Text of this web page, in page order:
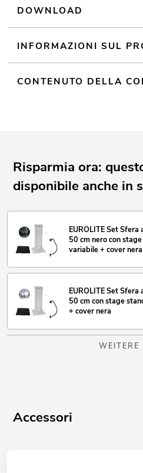
DOWNLOAD
INFORMAZIONI SUL
CONTENUTO DELLA
Risparmia ora:
disponibile anche in
EUROLITE Set Sfera
50 cm nero con
variabile + cover nera
EUROLITE Set Sfera
50 cm con stage
+ cover nera
WEITERE
Accessori